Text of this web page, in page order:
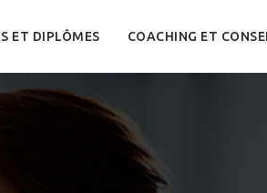
ET DIPLÔMES COACHING ET